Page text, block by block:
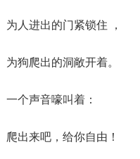
为人进出的门紧锁住 ，
为狗爬出的洞敞开着。
一个声音嚎叫着：
爬出来吧，给你自由！